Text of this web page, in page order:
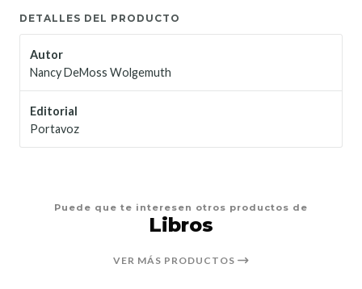
DETALLES DEL PRODUCTO
Autor
Nancy DeMoss Wolgemuth
Editorial
Portavoz
Puede que te interesen otros productos de
Libros
VER MÁS PRODUCTOS